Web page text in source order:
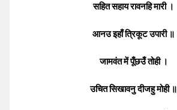
सहित सहाय रावनहि मारी ।
आनउ इहाँ त्रिकूट उपारी ॥
जामवंत में पूँछउँ तोही ।
उचित सिखावनु दीजहु मोही ॥